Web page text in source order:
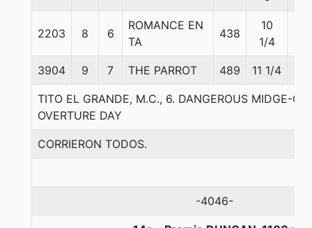
2203 8 6
ROMANCE EN
TA
438
10
1/4
3904 9 7 THE PARROT 489 11 1/4
TITO EL GRANDE, M.C., 6. DANGEROUS MIDGE-
OVERTURE DAY
CORRIERON TODOS.
-4046-